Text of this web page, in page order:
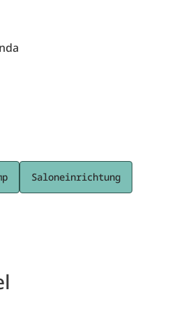
Saloneinrichtung